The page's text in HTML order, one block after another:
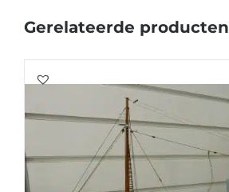
Gerelateerde producten